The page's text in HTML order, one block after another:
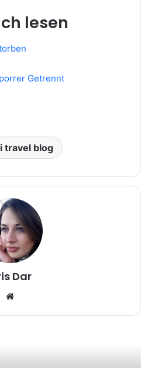
lesen
Getrennt
travel blog
Dar
Website